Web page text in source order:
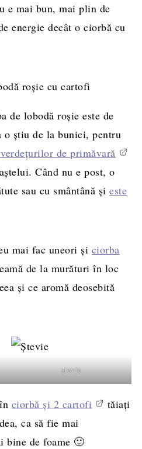
e mai bun, mai plin de
energie decât o ciorbă cu
de lobodă roșie este de
o știu de la bunici, pentru
de primăvară
Când nu e post, o
sau cu smântână șieste
mai fac uneori și ciorba
de la murături în loc
și ce aromă deosebită
ștevie
ciorbă și 2 cartofi
tăiați
ca să fie mai
bine de foame 🙂